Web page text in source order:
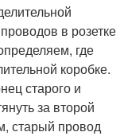
в розетке
где
коробке.
старого и
за второй
старый провод